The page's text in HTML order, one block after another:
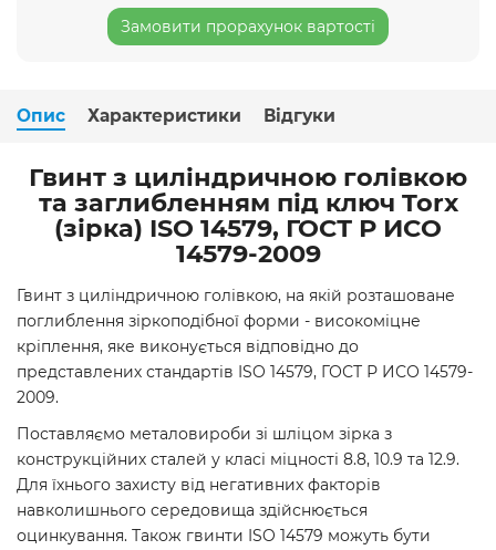
Замовити прорахунок вартості
Опис Характеристики Відгуки
Гвинт з циліндричною голівкою
та заглибленням під ключ Torx
(зірка) ISO 14579, ГОСТ Р ИСО
14579-2009
Гвинт з циліндричною голівкою, на якій розташоване
поглиблення зіркоподібної форми - високоміцне
кріплення, яке виконується відповідно до
представлених стандартів ISO 14579, ГОСТ Р ИСО 14579-
2009.
Поставляємо металовироби зі шліцом зірка з
конструкційних сталей у класі міцності 8.8, 10.9 та 12.9.
Для їхнього захисту від негативних факторів
навколишнього середовища здійснюється
оцинкування. Також гвинти ISO 14579 можуть бути